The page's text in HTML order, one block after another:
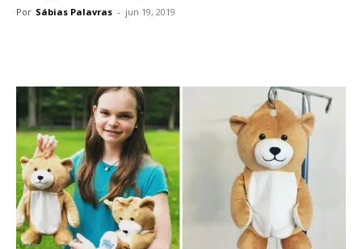
Por Sábias Palavras - jun 19, 2019